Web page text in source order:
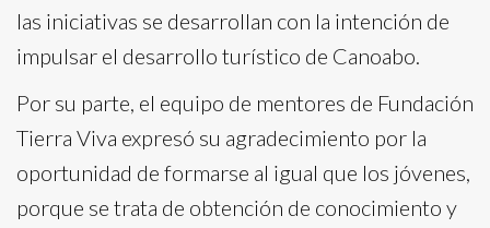
las iniciativas se desarrollan con la intención de
impulsar el desarrollo turístico de Canoabo.
Por su parte, el equipo de mentores de Fundación
Tierra Viva expresó su agradecimiento por la
oportunidad de formarse al igual que los jóvenes,
porque se trata de obtención de conocimiento y